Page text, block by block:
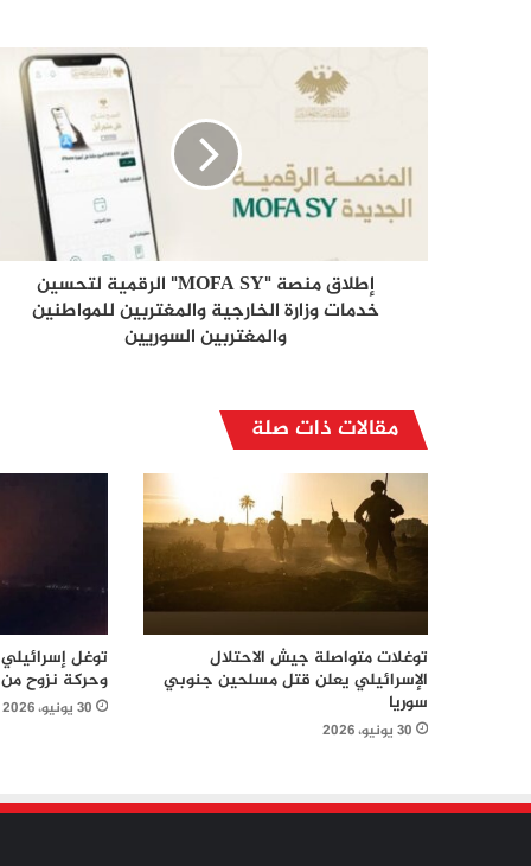
إطلاق منصة "MOFA SY" الرقمية لتحسين
خدمات وزارة الخارجية والمغتربين للمواطنين
والمغتربين السوريين
مقالات ذات صلة
توغلات متواصلة جيش الاحتلال
الإسرائيلي يعلن قتل مسلحين جنوبي
سوريا
30 يونيو، 2026
توغل
وحركة نزوح
30 يونيو، 2026